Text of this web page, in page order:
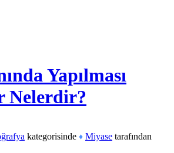
Yapılması
Nelerdir?
kategorisinde ♦ Miyase tarafından